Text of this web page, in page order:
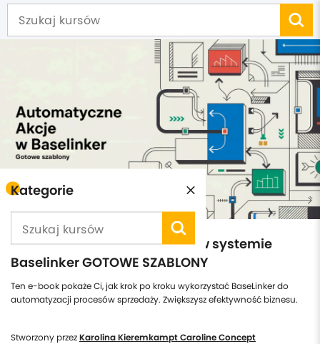
Kategorie
E-book Automatyczne akcje w systemie
Baselinker GOTOWE SZABLONY
Ten e-book pokaże Ci, jak krok po kroku wykorzystać BaseLinker do
automatyzacji procesów sprzedaży. Zwiększysz efektywność biznesu.
Stworzony przezKarolina Kieremkampt Caroline Concept